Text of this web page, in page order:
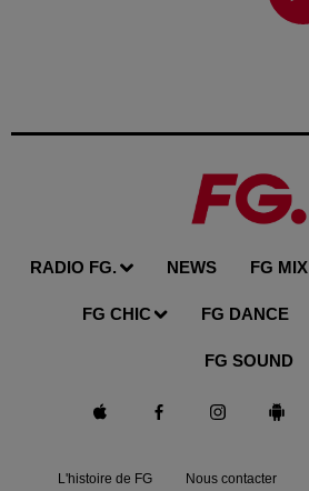
RADIO FG. NEWS FG MIX
FG CHIC FG DANCE
FG SOUND
L'histoire de FG Nous contacter